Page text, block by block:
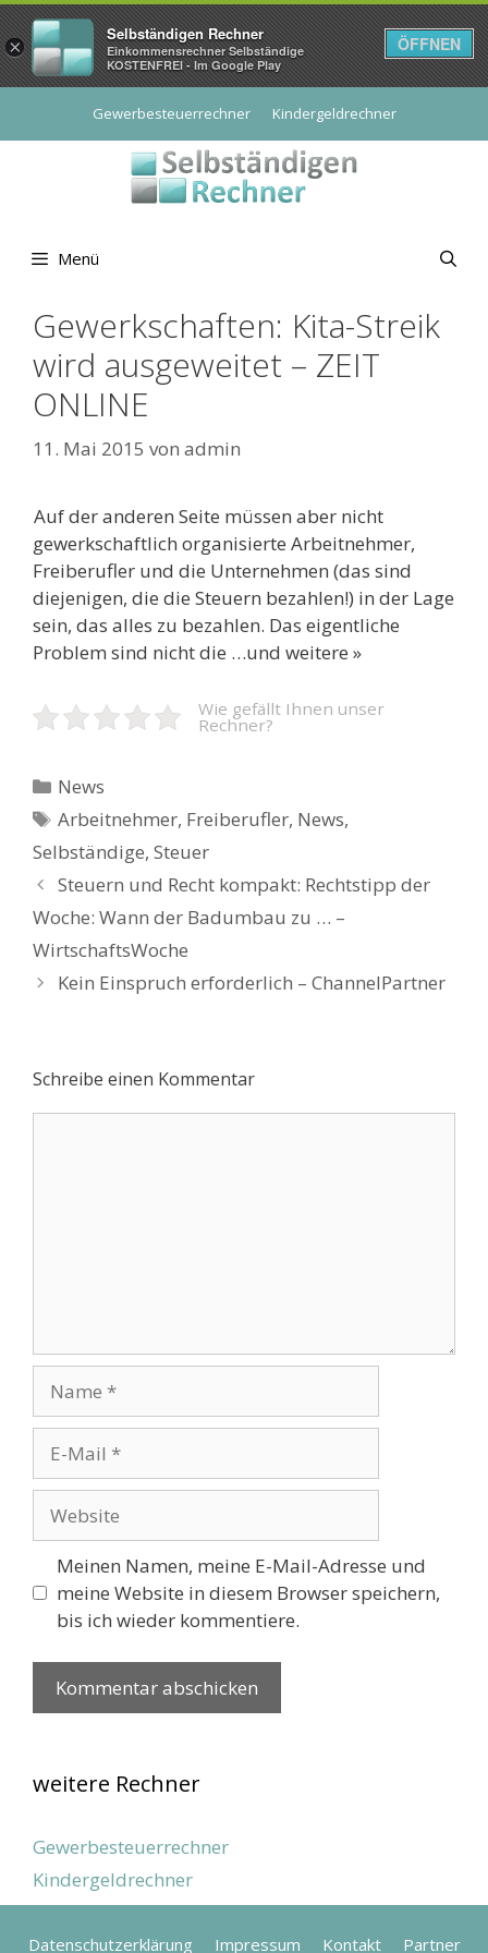
Gewerbesteuerrechner Kindergeldrechner
Menü
Gewerkschaften: Kita-Streik
wird ausgeweitet – ZEIT
ONLINE
11. Mai 2015 von admin
Auf der anderen Seite müssen aber nicht
gewerkschaftlich organisierte Arbeitnehmer,
Freiberufler und die Unternehmen (das sind
diejenigen, die die Steuern bezahlen!) in der Lage
sein, das alles zu bezahlen. Das eigentliche
Problem sind nicht die …und weitere »
Wie gefällt Ihnen unser
Rechner?
Kategorien
News
Schlagwörter
Arbeitnehmer, Freiberufler, News,
Selbständige, Steuer
Beitrags-
Navigation
Steuern und Recht kompakt: Rechtstipp der
Woche: Wann der Badumbau zu … –
WirtschaftsWoche
Kein Einspruch erforderlich – ChannelPartner
Schreibe einen Kommentar
Mail
Meinen Namen, meine E-Mail-Adresse und
meine Website in diesem Browser speichern,
bis ich wieder kommentiere.
weitere Rechner
Gewerbesteuerrechner
Kindergeldrechner
Datenschutzerklärung Impressum Kontakt Partner
×
Selbständigen Rechner
Einkommensrechner Selbständige
KOSTENFREI - Im Google Play
ÖFFNEN